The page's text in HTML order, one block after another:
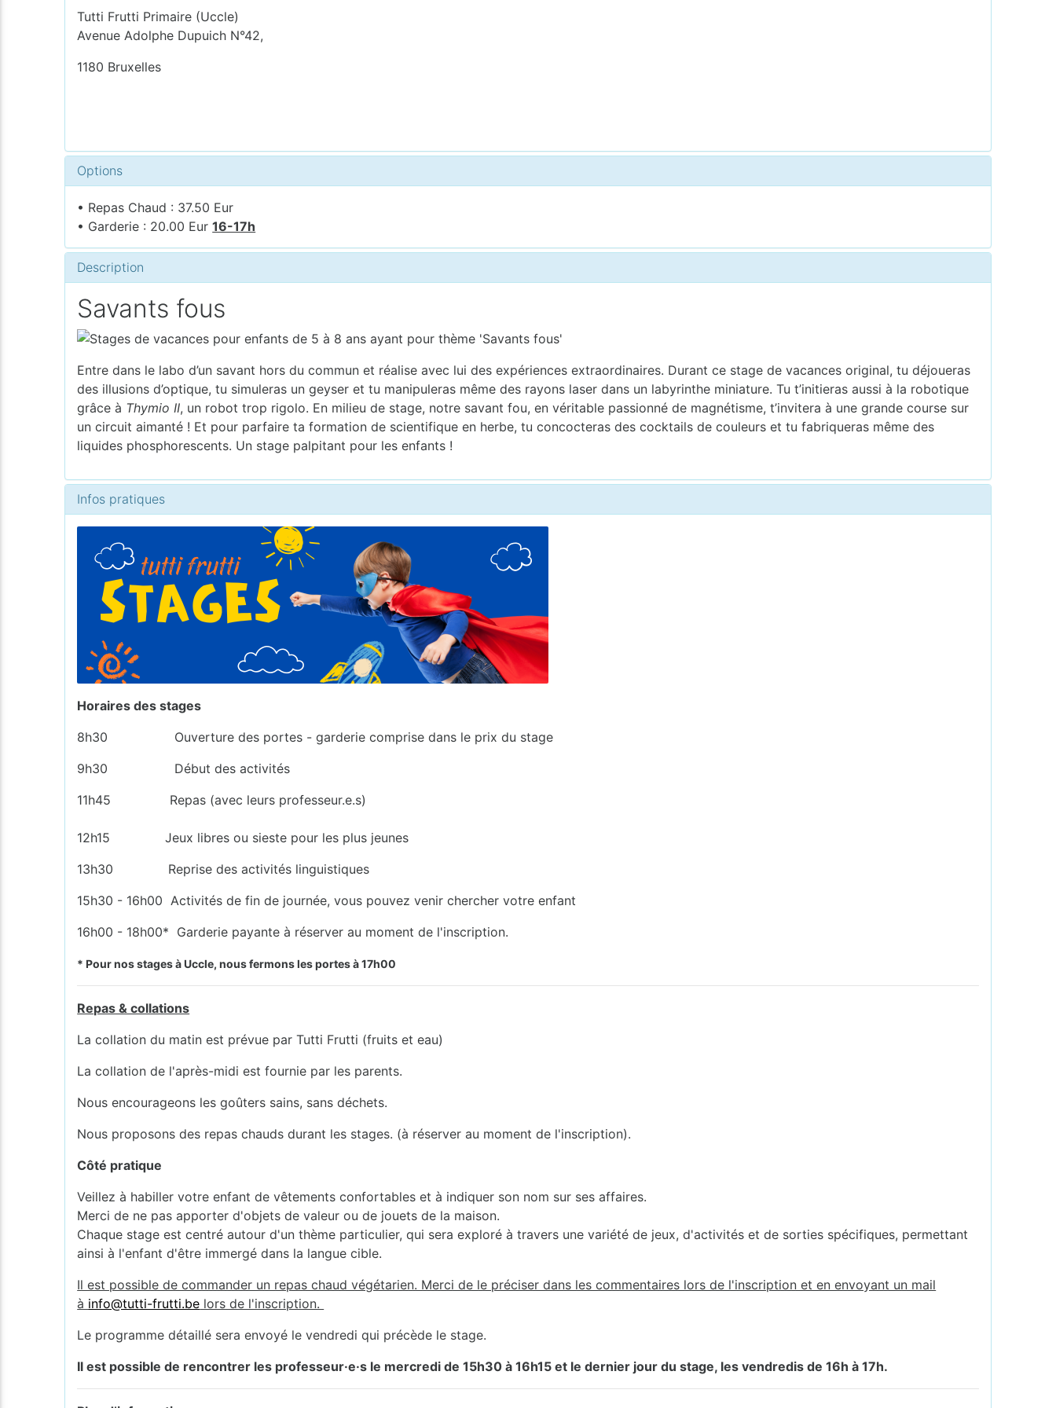
Tutti Frutti Primaire (Uccle)
Avenue Adolphe Dupuich N°42,
1180 Bruxelles
Options
• Repas Chaud : 37.50 Eur
• Garderie : 20.00 Eur16-17h
Description
Savants fous
Entre dans le labo d’un savant hors du commun et réalise avec lui des expériences extraordinaires. Durant ce stage de vacances original, tu déjoueras
des illusions d’optique, tu simuleras un geyser et tu manipuleras même des rayons laser dans un labyrinthe miniature. Tu t’initieras aussi à la robotique
grâce à Thymio II, un robot trop rigolo. En milieu de stage, notre savant fou, en véritable passionné de magnétisme, t’invitera à une grande course sur
un circuit aimanté ! Et pour parfaire ta formation de scientifique en herbe, tu concocteras des cocktails de couleurs et tu fabriqueras même des
liquides phosphorescents. Un stage palpitant pour les enfants !
Infos pratiques
Horaires des stages
8h30 Ouverture des portes - garderie comprise dans le prix du stage
9h30 Début des activités
11h45 Repas (avec leurs professeur.e.s)
12h15 Jeux libres ou sieste pour les plus jeunes
13h30 Reprise des activités linguistiques
15h30 - 16h00 Activités de fin de journée, vous pouvez venir chercher votre enfant
16h00 - 18h00* Garderie payante à réserver au moment de l'inscription.
* Pour nos stages à Uccle, nous fermons les portes à 17h00
Repas & collations
La collation du matin est prévue par Tutti Frutti (fruits et eau)
La collation de l'après-midi est fournie par les parents.
Nous encourageons les goûters sains, sans déchets.
Nous proposons des repas chauds durant les stages. (à réserver au moment de l'inscription).
Côté pratique
Veillez à habiller votre enfant de vêtements confortables et à indiquer son nom sur ses affaires.
Merci de ne pas apporter d'objets de valeur ou de jouets de la maison.
Chaque stage est centré autour d'un thème particulier, qui sera exploré à travers une variété de jeux, d'activités et de sorties spécifiques, permettant
ainsi à l'enfant d'être immergé dans la langue cible.
Il est possible de commander un repas chaud végétarien. Merci de le préciser dans les commentaires lors de l'inscription et en envoyant un mail
à info@tutti-frutti.be lors de l'inscription.
Le programme détaillé sera envoyé le vendredi qui précède le stage.
Il est possible de rencontrer les professeur·e·s le mercredi de 15h30 à 16h15 et le dernier jour du stage, les vendredis de 16h à 17h.